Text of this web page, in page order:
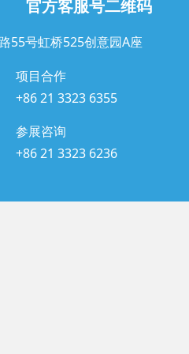
官方客服号二维码
55号虹桥525创意园A座
项目合作
+86 21 3323 6355
参展咨询
+86 21 3323 6236